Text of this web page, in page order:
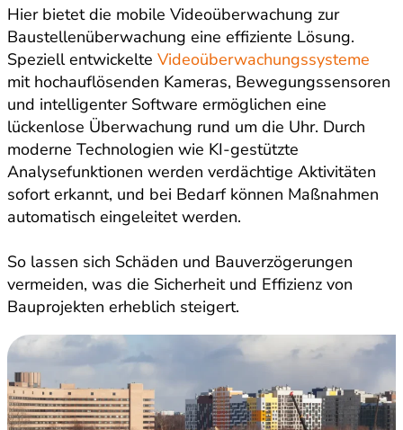
Hier bietet die mobile Videoüberwachung zur
Baustellenüberwachung eine effiziente Lösung.
Speziell entwickelte Videoüberwachungssysteme
mit hochauflösenden Kameras, Bewegungssensoren
und intelligenter Software ermöglichen eine
lückenlose Überwachung rund um die Uhr. Durch
moderne Technologien wie KI-gestützte
Analysefunktionen werden verdächtige Aktivitäten
sofort erkannt, und bei Bedarf können Maßnahmen
automatisch eingeleitet werden.
So lassen sich Schäden und Bauverzögerungen
vermeiden, was die Sicherheit und Effizienz von
Bauprojekten erheblich steigert.